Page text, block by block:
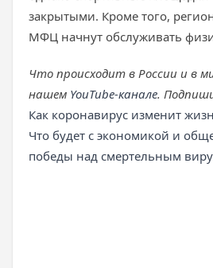
закрытыми. Кроме того,
МФЦ начнут обслуживать
Что происходит в России и в
нашем YouTube-канале.
Как коронавирус изменит
Что будет с экономикой и
победы над смертельным